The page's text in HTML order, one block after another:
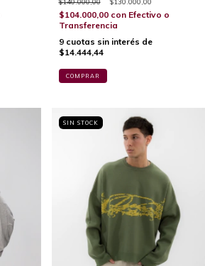
$140.000,00 $130.000,00
$104.000,00 con Efectivo o
Transferencia
9 cuotas sin interés de
$14.444,44
COMPRAR
SIN STOCK